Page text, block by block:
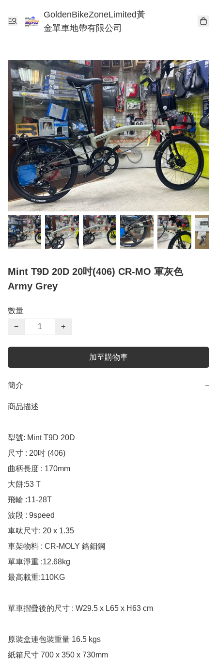
GoldenBikeZoneLimited黃
金單車地帶有限公司
Mint T9D 20D 20吋(406) CR-MO 軍灰色
Army Grey
數量
−
+
加至購物車
簡介 −
商品描述
型號: Mint T9D 20D
尺寸 : 20吋 (406)
曲柄長度 : 170mm
大餅:53 T
飛輪 :11-28T
波段 : 9speed
車呔尺寸: 20 x 1.35
車架物料 : CR-MOLY 鉻鉬鋼
單車淨重 :12.68kg
最高載重:110KG
單車摺疊後的尺寸 : W29.5 x L65 x H63 cm
原裝盒連包裝重量 16.5 kgs
紙箱尺寸 700 x 350 x 730mm